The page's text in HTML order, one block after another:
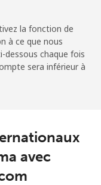
min pour ⁦$5⁩ ⁦7¢⁩
min pour
la fonction de
à ce que nous
chaque fois
sera inférieur à
avec